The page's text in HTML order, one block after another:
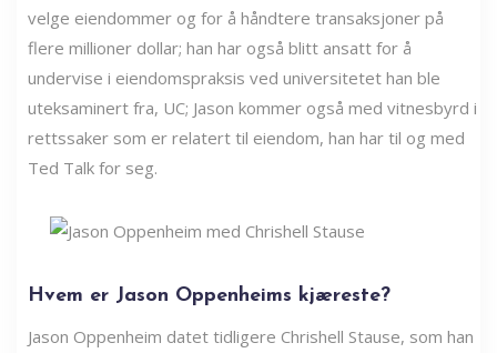
velge eiendommer og for å håndtere transaksjoner på
flere millioner dollar; han har også blitt ansatt for å
undervise i eiendomspraksis ved universitetet han ble
uteksaminert fra, UC; Jason kommer også med vitnesbyrd i
rettssaker som er relatert til eiendom, han har til og med
Ted Talk for seg.
Hvem er Jason Oppenheims kjæreste?
Jason Oppenheim datet tidligere Chrishell Stause, som han